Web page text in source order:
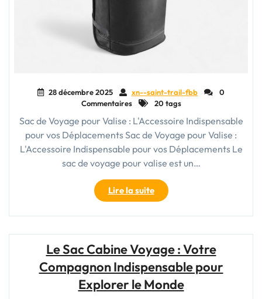
28 décembre 2025 xn--saint-trail-fbb
0
Commentaires
20 tags
Sac de Voyage pour Valise : L'Accessoire Indispensable
pour vos Déplacements Sac de Voyage pour Valise :
L'Accessoire Indispensable pour vos Déplacements Le
sac de voyage pour valise est un…
Lire la suite"Le
Sac
de
pour
Compléter
votre
Valise"
Le Sac Cabine Voyage : Votre
Compagnon Indispensable pour
Explorer le Monde